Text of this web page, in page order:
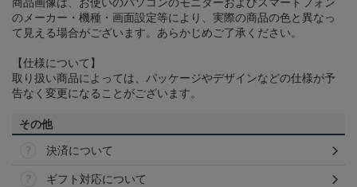
のメーカー・機種・画面設定等により、実際の商品の色と異なっ
て見える場合がございます。あらかじめご了承ください。
【仕様について】
取り扱い商品によっては、パッケージやデザインなどの仕様が予
告なく変更になることがございます。
その他
決済について
ギフト対応について